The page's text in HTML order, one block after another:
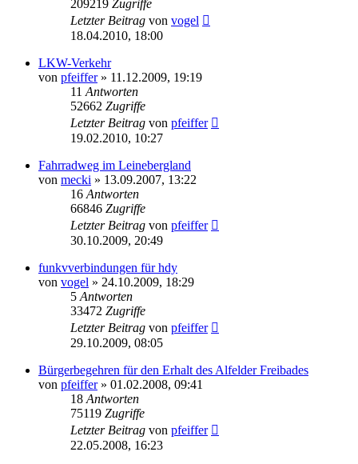
209219 Zugriffe
Letzter Beitrag von vogel
18.04.2010, 18:00
LKW-Verkehr
von pfeiffer» 11.12.2009, 19:19
11 Antworten
52662 Zugriffe
Letzter Beitrag von pfeiffer
19.02.2010, 10:27
Fahrradweg im Leinebergland
von mecki » 13.09.2007, 13:22
16 Antworten
66846 Zugriffe
Letzter Beitrag von pfeiffer
30.10.2009, 20:49
funkvverbindungen für hdy
von vogel » 24.10.2009, 18:29
5 Antworten
33472 Zugriffe
Letzter Beitrag von pfeiffer
29.10.2009, 08:05
Bürgerbegehren für den Erhalt des Alfelder Freibades
von pfeiffer» 01.02.2008, 09:41
18 Antworten
75119 Zugriffe
Letzter Beitrag von pfeiffer
22.05.2008, 16:23